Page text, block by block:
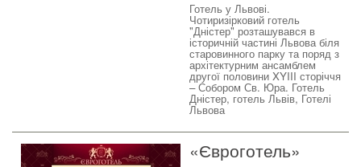
Готель у Львові.
Чотиризірковий готель
"Дністер" розташувався в
історичній частині Львова біля
старовинного парку та поряд з
архітектурним ансамблем
другої половини XYIII сторіччя
– Собором Св. Юра. Готель
Дністер, готель Львів, Готелі
Львова
«Євроготель»